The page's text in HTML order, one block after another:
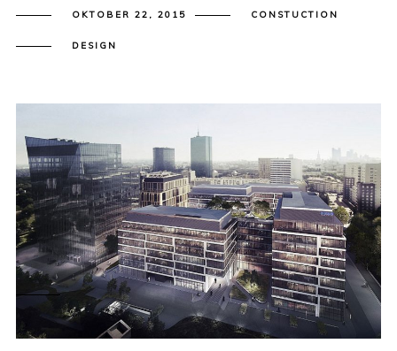
OKTOBER 22, 2015 CONSTUCTION
DESIGN